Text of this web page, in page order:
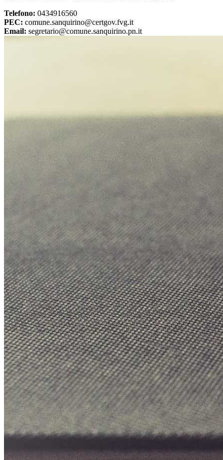
Telefono: 0434916560
PEC: comune.sanquirino@certgov.fvg.it
Email: segretario@comune.sanquirino.pn.it